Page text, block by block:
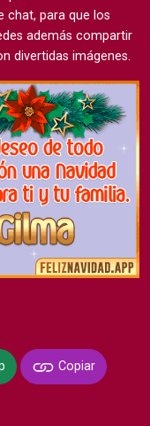
chat, para que los
además compartir
divertidas imágenes.
Copiar